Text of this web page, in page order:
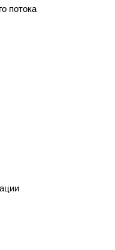
потока